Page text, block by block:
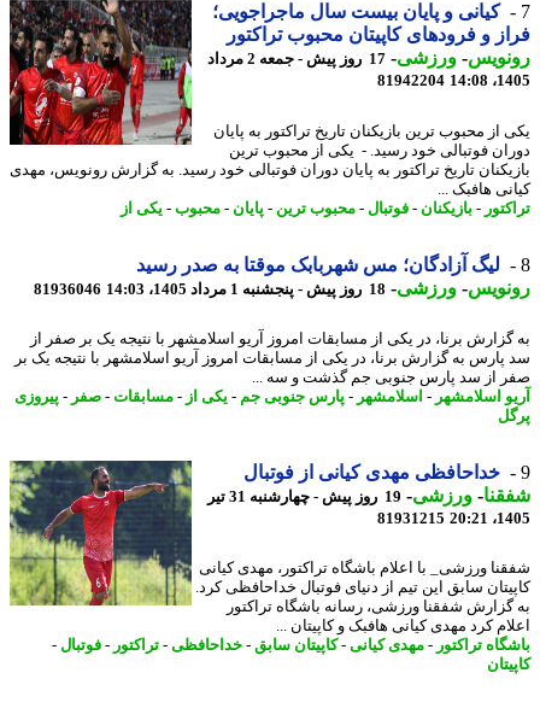
کیانی و پایان بیست سال ماجراجویی؛
و فرودهای کاپیتان محبوب تراکتور
-ورزشی-
17 روز پیش - جمعه 2 مرداد
81942204
از محبوب ترین بازیکنان تاریخ تراکتور به پایان
فوتبالی خود رسید. - یکی از محبوب ترین
تاریخ تراکتور به پایان دوران فوتبالی خود رسید. به گزارش رونویس، مهدی
هافبک ...
-بازیکنان-فوتبال-محبوب ترین- پایان-محبوب-یکی از
لیگ آزادگان؛ مس شهربابک موقتا به صدر رسید
-ورزشی-18 روز پیش - پنجشنبه 1 مرداد 1405، 14:03 81936046
برنا، در یکی از مسابقات امروز آریو اسلامشهر با نتیجه یک بر صفر از
به گزارش برنا، در یکی از مسابقات امروز آریو اسلامشهر با نتیجه یک بر
از سد پارس جنوبی جم گذشت و سه ...
اسلامشهر-اسلامشهر-پارس جنوبی جم-یکی از-مسابقات-صفر-پیروزی
خداحافظی مهدی کیانی از فوتبال
-ورزشی-
19 روز پیش - چهارشنبه 31 تیر
81931215
ورزشی_ با اعلام باشگاه تراکتور، مهدی کیانی
سابق این تیم از دنیای فوتبال خداحافظی کرد.
شفقنا ورزشی، رسانه باشگاه تراکتور
کرد مهدی کیانی هافبک و کاپیتان ...
تراکتور -مهدی کیانی-کاپیتان سابق-خداحافظی-تراکتور -فوتبال-